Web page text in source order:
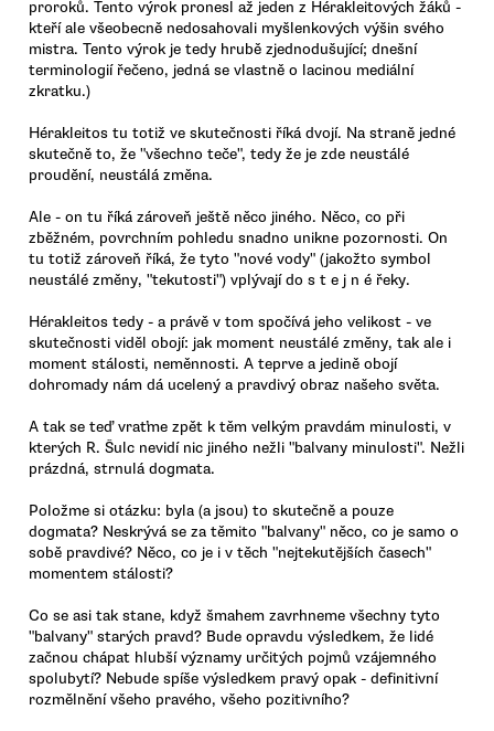
proroků. Tento výrok pronesl až jeden z Hérakleitových žáků -
kteří ale všeobecně nedosahovali myšlenkových výšin svého
mistra. Tento výrok je tedy hrubě zjednodušující; dnešní
terminologií řečeno, jedná se vlastně o lacinou mediální
zkratku.)
Hérakleitos tu totiž ve skutečnosti říká dvojí. Na straně jedné
skutečně to, že "všechno teče", tedy že je zde neustálé
proudění, neustálá změna.
Ale - on tu říká zároveň ještě něco jiného. Něco, co při
zběžném, povrchním pohledu snadno unikne pozornosti. On
tu totiž zároveň říká, že tyto "nové vody" (jakožto symbol
neustálé změny, "tekutosti") vplývají do s t e j n é řeky.
Hérakleitos tedy - a právě v tom spočívá jeho velikost - ve
skutečnosti viděl obojí: jak moment neustálé změny, tak ale i
moment stálosti, neměnnosti. A teprve a jedině obojí
dohromady nám dá ucelený a pravdivý obraz našeho světa.
A tak se teď vraťme zpět k těm velkým pravdám minulosti, v
kterých R. Šulc nevidí nic jiného nežli "balvany minulosti". Nežli
prázdná, strnulá dogmata.
Položme si otázku: byla (a jsou) to skutečně a pouze
dogmata? Neskrývá se za těmito "balvany" něco, co je samo o
sobě pravdivé? Něco, co je i v těch "nejtekutějších časech"
momentem stálosti?
Co se asi tak stane, když šmahem zavrhneme všechny tyto
"balvany" starých pravd? Bude opravdu výsledkem, že lidé
začnou chápat hlubší významy určitých pojmů vzájemného
spolubytí? Nebude spíše výsledkem pravý opak - definitivní
rozmělnění všeho pravého, všeho pozitivního?